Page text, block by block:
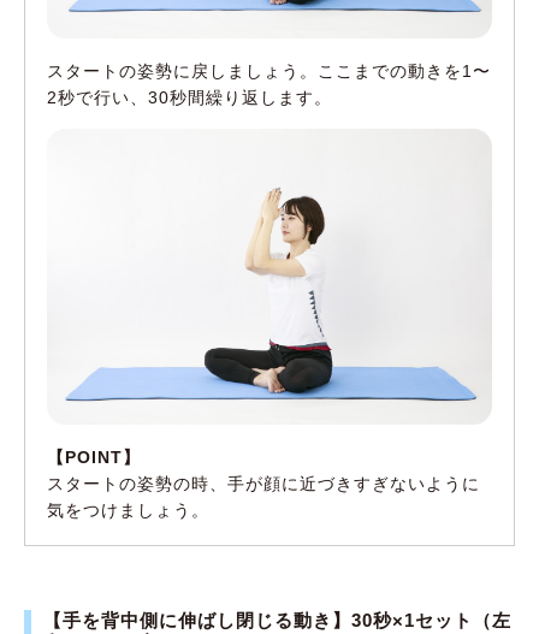
スタートの姿勢に戻しましょう。ここまでの動きを1〜
2秒で行い、30秒間繰り返します。
【POINT】
スタートの姿勢の時、手が顔に近づきすぎないように
気をつけましょう。
【手を背中側に伸ばし閉じる動き】30秒×1セット（左